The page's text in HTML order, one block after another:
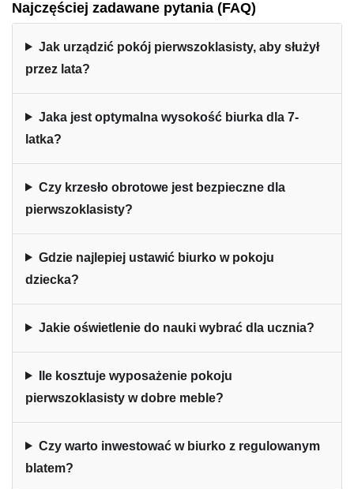
Najczęściej zadawane pytania (FAQ)
Jak urządzić pokój pierwszoklasisty, aby służył
przez lata?
Jaka jest optymalna wysokość biurka dla 7-
latka?
Czy krzesło obrotowe jest bezpieczne dla
pierwszoklasisty?
Gdzie najlepiej ustawić biurko w pokoju
dziecka?
Jakie oświetlenie do nauki wybrać dla ucznia?
Ile kosztuje wyposażenie pokoju
pierwszoklasisty w dobre meble?
Czy warto inwestować w biurko z regulowanym
blatem?